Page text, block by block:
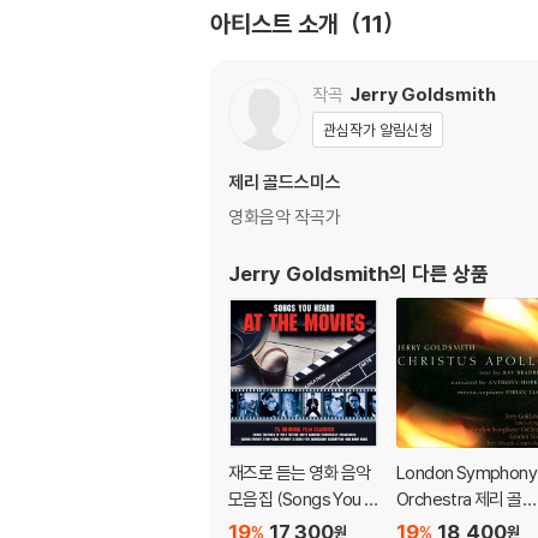
아티스트 소개 11
작곡 Jerry Goldsmith
관심작가 알림신청
제리 골드스미스
영화음악 작곡가
Jerry Goldsmith의 다른 상품
재즈로 듣는 영화 음악
모음집 (Songs You H
eard At The Movie
17,300원
19%
London Symphony
Orchestra 제리 골드
스미스: 관현악 작품
18,400원
19%